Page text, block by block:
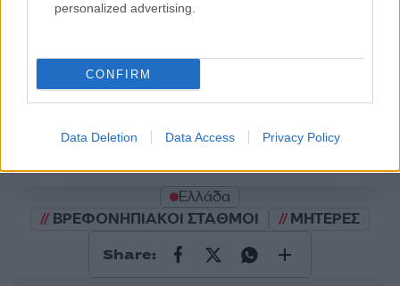
personalized advertising.
CONFIRM
Data Deletion Data Access Privacy Policy
Ελλάδα
ΒΡΕΦΟΝΗΠΙΑΚΟΙ ΣΤΑΘΜΟΙ
ΜΗΤΕΡΕΣ
Share: